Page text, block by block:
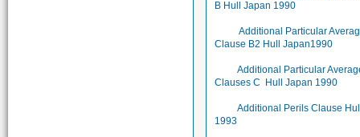
B Hull Japan 1990
Additional Particular
Clause B2 Hull Japan1990
Additional Particular
Clauses C Hull Japan 1990
Additional Perils Clause
1993